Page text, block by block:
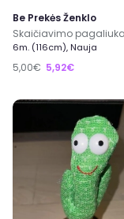
Be Prekės Ženklo
Skaičiavimo
6m. (116cm), Nauja
5,00€ 5,92€